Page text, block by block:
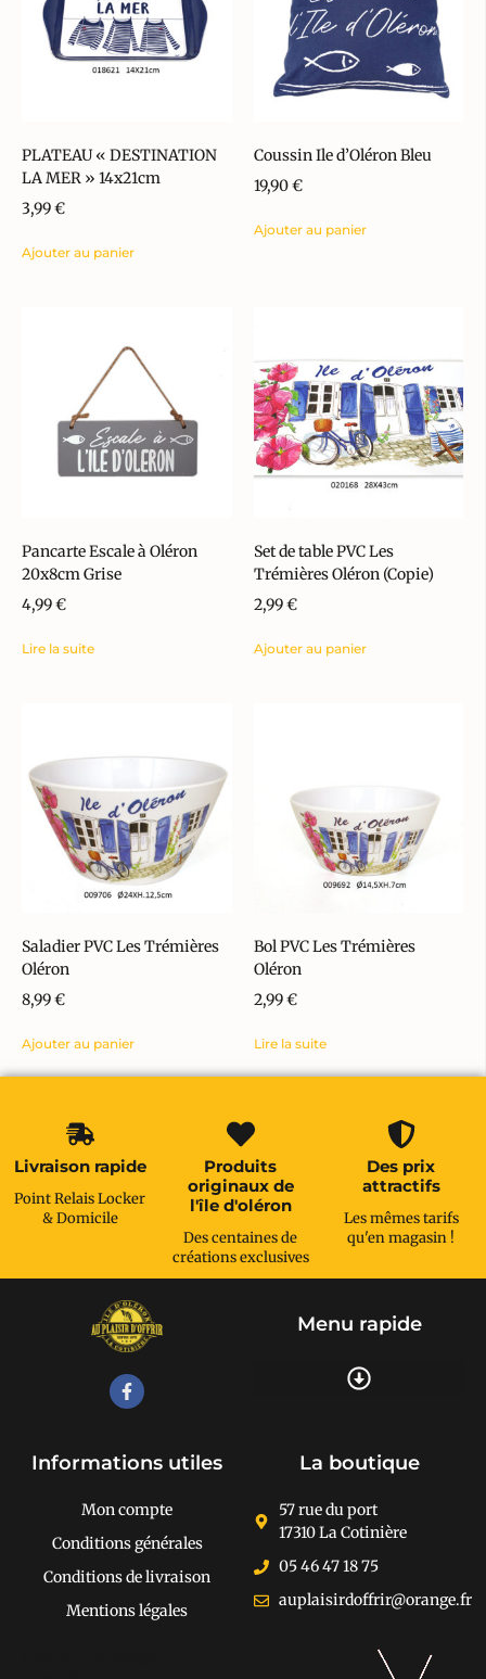
PLATEAU « DESTINATION
LA MER » 14x21cm
3,99€
Ajouter au panier
Coussin Ile d’Oléron Bleu
19,90€
Ajouter au panier
Pancarte Escale à Oléron
20x8cm Grise
4,99€
Lire la suite
Set de table PVC Les
Trémières Oléron (Copie)
2,99€
Ajouter au panier
Saladier PVC Les Trémières
Oléron
8,99€
Ajouter au panier
Bol PVC Les Trémières
Oléron
2,99€
Lire la suite
Livraison rapide
Point Relais Locker
& Domicile
Produits
originaux de
l'île d'oléron
Des centaines de
créations exclusives
Des prix
attractifs
Les mêmes tarifs
qu'en magasin !
Menu rapide
Informations utiles
Mon compte
Conditions générales
Conditions de livraison
Mentions légales
La boutique
57 rue du port
17310 La Cotinière
05 46 47 18 75
auplaisirdoffrir@orange.fr